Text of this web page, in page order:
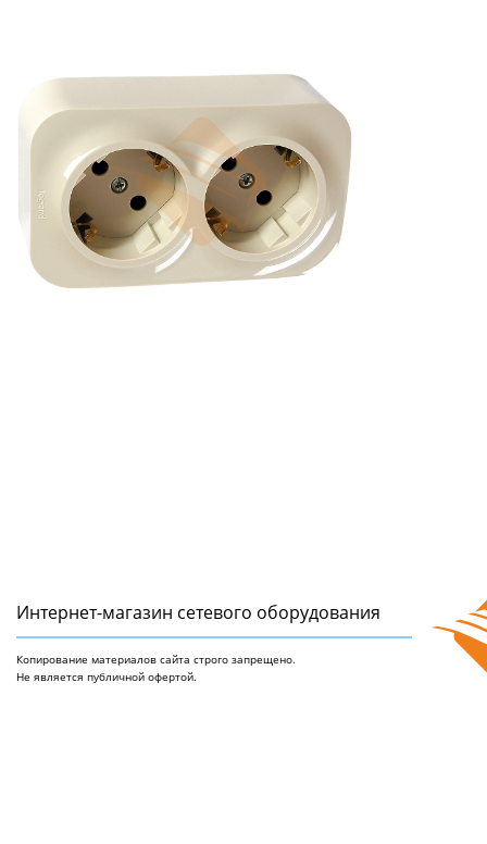
Интернет-магазин сетeвого оборудования
Копирование материалов сайта строго запрещено.
Не является публичной офертой.